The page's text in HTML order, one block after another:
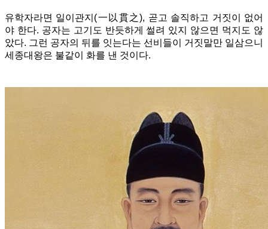
유학자라면 일이관지(一以貫之), 곧고 솔직하고 거짓이 없어
야 한다. 공자는 고기도 반듯하게 썰려 있지 않으면 먹지도 않
았다. 그런 공자의 뒤를 잇는다는 선비들이 거짓말만 일삼으니
세종대왕은 불같이 화를 낸 것이다.